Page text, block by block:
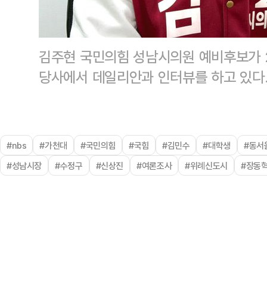
김주현 국민의힘 성남시의원 예비후보
당사에서 데일리안과 인터뷰를 하고 있
#nbs #가천대 #국민의힘 #국힘 #김민수 #대학생
#동서
#성남시장
#수정구 #신상진 #여론조사 #위례신도시 #장동